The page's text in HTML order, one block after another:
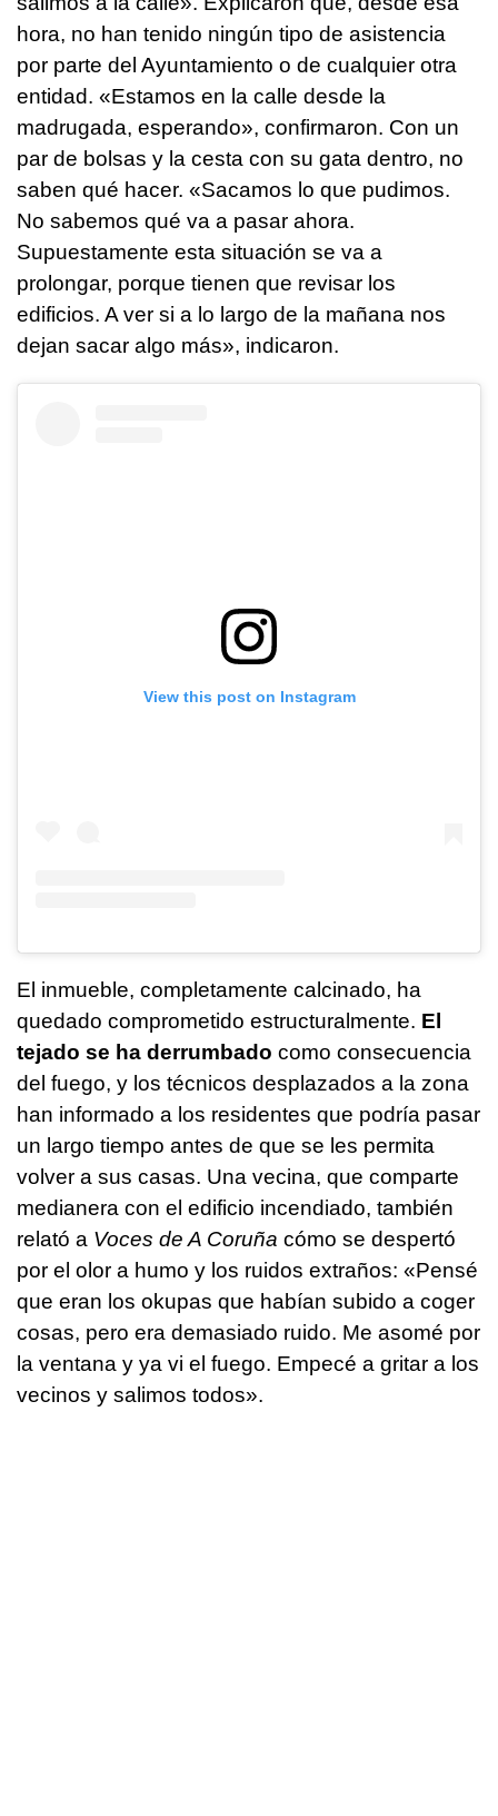
hora, no han tenido ningún tipo de asistencia
por parte del Ayuntamiento o de cualquier otra
entidad. «Estamos en la calle desde la
madrugada, esperando», confirmaron. Con un
par de bolsas y la cesta con su gata dentro, no
saben qué hacer. «Sacamos lo que pudimos.
No sabemos qué va a pasar ahora.
Supuestamente esta situación se va a
prolongar, porque tienen que revisar los
edificios. A ver si a lo largo de la mañana nos
dejan sacar algo más», indicaron.
View this post on Instagram
El inmueble, completamente calcinado, ha
quedado comprometido estructuralmente. El
tejado se ha derrumbado como consecuencia
del fuego, y los técnicos desplazados a la zona
han informado a los residentes que podría pasar
un largo tiempo antes de que se les permita
volver a sus casas. Una vecina, que comparte
medianera con el edificio incendiado, también
relató a Voces de A Coruña cómo se despertó
por el olor a humo y los ruidos extraños: «Pensé
que eran los okupas que habían subido a coger
cosas, pero era demasiado ruido. Me asomé por
la ventana y ya vi el fuego. Empecé a gritar a los
vecinos y salimos todos».